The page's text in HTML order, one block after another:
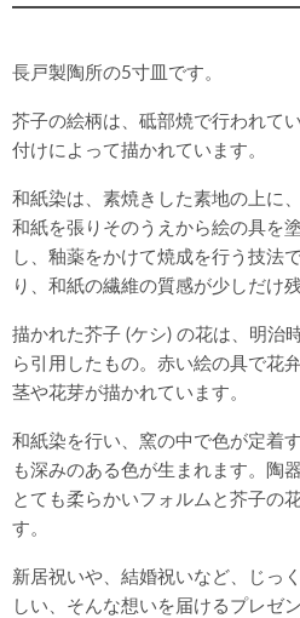
長戸製陶所の5寸皿です。
芥子の絵柄は、砥部焼で行われて
付けによって描かれています。
和紙染は、素焼きした素地の上に
和紙を張りそのうえから絵の具を
し、釉薬をかけて焼成を行う技法
り、和紙の繊維の質感が少しだけ
描かれた芥子 (ケシ) の花は、明治
ら引用したもの。赤い絵の具で花
茎や花芽が描かれています。
和紙染を行い、窯の中で色が定着
も深みのある色が生まれます。陶
とても柔らかいフォルムと芥子の
す。
新居祝いや、結婚祝いなど、じっ
しい、そんな想いを届けるプレゼ